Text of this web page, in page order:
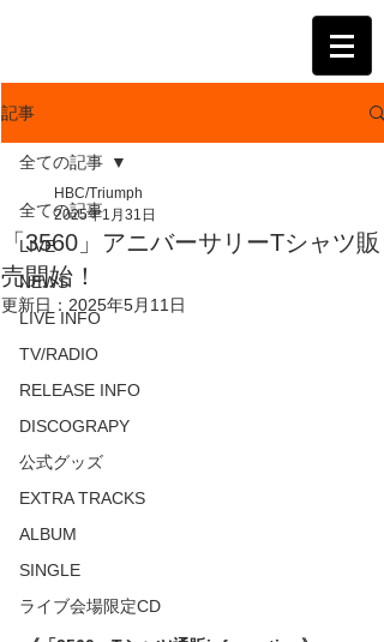
記事
全ての記事
LIVE
NEWS
LIVE INFO
TV/RADIO
RELEASE INFO
DISCOGRAPY
公式グッズ
EXTRA TRACKS
ALBUM
SINGLE
ライブ会場限定CD
全ての記事
「3560」アニバーサリーTシャツ販
売開始！
HBC/Triumph
2025年1月31日
更新日： 2025年5月11日